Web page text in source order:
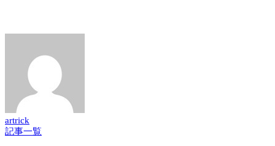
artrick
記事一覧